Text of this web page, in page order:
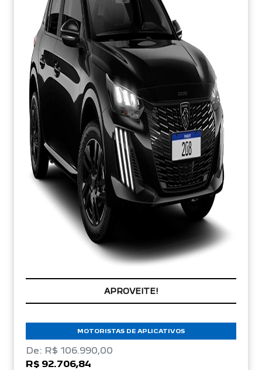
CONDIÇÃO IMPERDÍVEL
MOTORISTAS DE APLICATIVOS
De: R$ 106.990,00
R$ 92.706,84